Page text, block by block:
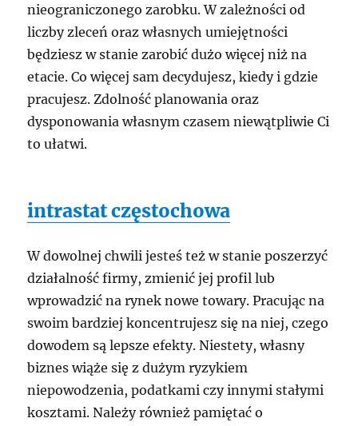
nieograniczonego zarobku. W zależności od
liczby zleceń oraz własnych umiejętności
będziesz w stanie zarobić dużo więcej niż na
etacie. Co więcej sam decydujesz, kiedy i gdzie
pracujesz. Zdolność planowania oraz
dysponowania własnym czasem niewątpliwie Ci
to ułatwi.
intrastat częstochowa
W dowolnej chwili jesteś też w stanie poszerzyć
działalność firmy, zmienić jej profil lub
wprowadzić na rynek nowe towary. Pracując na
swoim bardziej koncentrujesz się na niej, czego
dowodem są lepsze efekty. Niestety, własny
biznes wiąże się z dużym ryzykiem
niepowodzenia, podatkami czy innymi stałymi
kosztami. Należy również pamiętać o